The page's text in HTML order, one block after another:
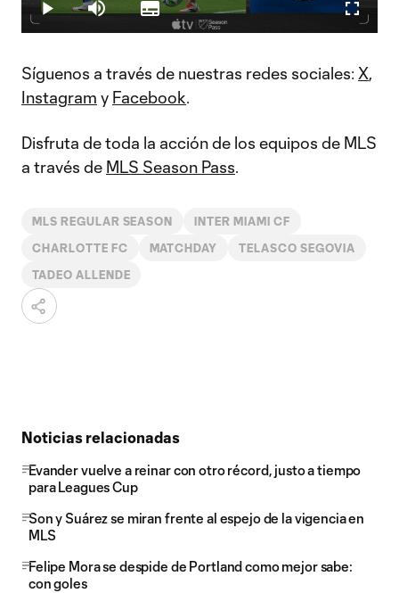
Video
Play Mute
2.29%
Subtitles
Síguenos a través de nuestras redes sociales: X,
Instagram y Facebook.
Disfruta de toda la acción de los equipos de MLS
a través de MLS Season Pass.
MLS REGULAR SEASON INTER MIAMI CF
CHARLOTTE FC MATCHDAY TELASCO SEGOVIA
TADEO ALLENDE
Noticias relacionadas
Evander vuelve a reinar con otro récord, justo a tiempo
para Leagues Cup
Son y Suárez se miran frente al espejo de la vigencia en
MLS
Felipe Mora se despide de Portland como mejor sabe:
con goles